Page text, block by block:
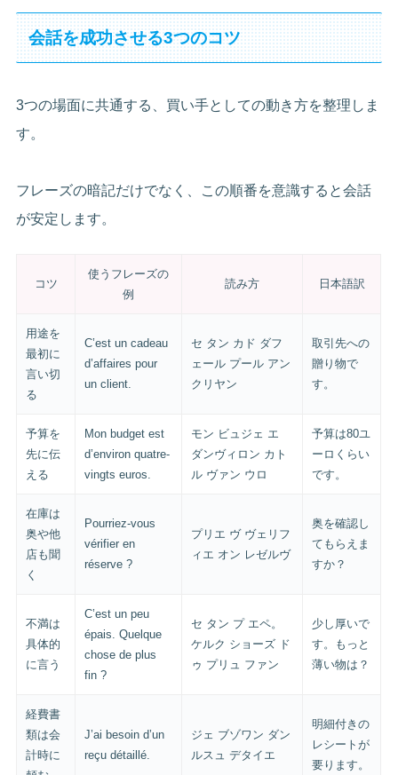
会話を成功させる3つのコツ
3つの場面に共通する、買い手としての動き方を整理しま
す。
フレーズの暗記だけでなく、この順番を意識すると会話
が安定します。
コツ
使うフレーズの
例
読み方 日本語訳
用途を
最初に
言い切
る
C’est un cadeau
d’affaires pour
un client.
セ タン カド ダフ
ェール プール アン
クリヤン
取引先への
贈り物で
す。
予算を
先に伝
える
Mon budget est
d’environ quatre-
vingts euros.
モン ビュジェ エ
ダンヴィロン カト
ル ヴァン ウロ
予算は80ユ
ーロくらい
です。
在庫は
奥や他
店も聞
く
Pourriez-vous
vérifier en
réserve ?
プリエ ヴ ヴェリフ
ィエ オン レゼルヴ
奥を確認し
てもらえま
すか？
不満は
具体的
に言う
C’est un peu
épais. Quelque
chose de plus
fin ?
セ タン プ エペ。
ケルク ショーズ ド
ゥ プリュ ファン
少し厚いで
す。もっと
薄い物は？
経費書
類は会
計時に
J’ai besoin d’un
reçu détaillé.
ジェ ブゾワン ダン
ルスュ デタイエ
明細付きの
レシートが
要ります。